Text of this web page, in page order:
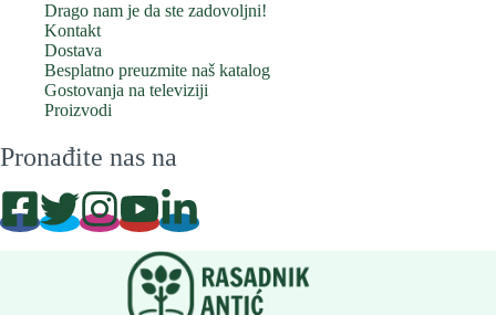
Drago nam je da ste zadovoljni!
Kontakt
Dostava
Besplatno preuzmite naš katalog
Gostovanja na televiziji
Proizvodi
Pronađite nas na